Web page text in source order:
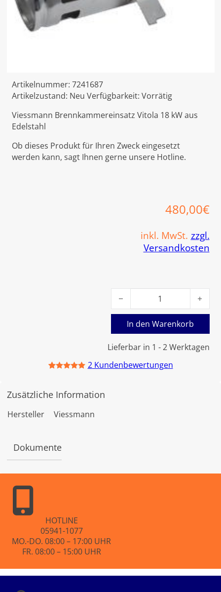
Artikelnummer: 7241687
Artikelzustand: Neu Verfügbarkeit: Vorrätig
Viessmann Brennkammereinsatz Vitola 18 kW aus
Edelstahl
Ob dieses Produkt für Ihren Zweck eingesetzt
werden kann, sagt Ihnen gerne unsere Hotline.
480,00€
inkl. MwSt. zzgl.
Versandkosten
Lieferbar in 1 - 2 Werktagen
Viessmann
In den Warenkorb
basierend
Kundenbe
wertung
2Kundenbewertungen
Zusätzliche Information
Hersteller Viessmann
Dokumente
HOTLINE
05941-1077
MO.-DO. 08:00 – 17:00 UHR
FR. 08:00 – 15:00 UHR